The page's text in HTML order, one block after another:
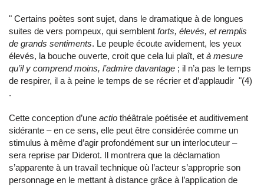
" Certains poètes sont sujet, dans le dramatique à de longues
suites de vers pompeux, qui semblent forts, élevés, et remplis
de grands sentiments. Le peuple écoute avidement, les yeux
élevés, la bouche ouverte, croit que cela lui plaît, et à mesure
qu’il y comprend moins, l’admire davantage ; il n’a pas le temps
de respirer, il a à peine le temps de se récrier et d’applaudir "(4)
.
Cette conception d’une actio théâtrale poétisée et auditivement
sidérante – en ce sens, elle peut être considérée comme un
stimulus à même d’agir profondément sur un interlocuteur –
sera reprise par Diderot. Il montrera que la déclamation
s’apparente à un travail technique où l’acteur s’approprie son
personnage en le mettant à distance grâce à l’application de